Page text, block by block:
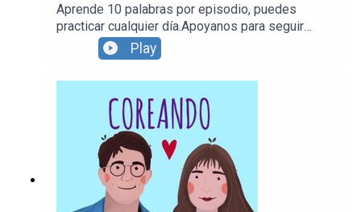
Aprende 10 palabras por episodio, puedes
practicar cualquier día.Apoyanos para seguir
creando contenido y continuar con
Coreando:https://supporter.acast.com/coreandoR
ecuerda seguirnos en todas nuestras redes
sociales! https://www.instagram.com/coreandola
https://www.youtube.com/c/Coreando https://ww
w.facebook.com/Coreandolahttps://www.youtube.
com/c/Coreando https://www.facebook.com/Cor
eandola
Play